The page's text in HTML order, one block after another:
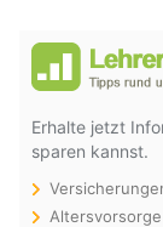
Erhalte jetzt
sparen kannst.
Altersvorsorge